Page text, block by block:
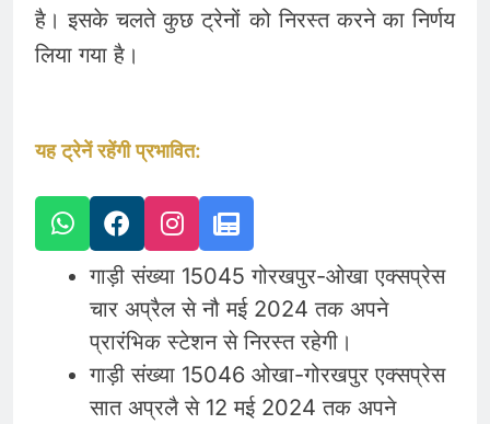
है। इसके चलते कुछ ट्रेनों को निरस्त करने का निर्णय
लिया गया है।
यह ट्रेनें रहेंगी प्रभावित:
गाड़ी संख्या 15045 गोरखपुर-ओखा एक्सप्रेस
चार अप्रैल से नौ मई 2024 तक अपने
प्रारंभिक स्टेशन से निरस्त रहेगी।
गाड़ी संख्या 15046 ओखा-गोरखपुर एक्सप्रेस
सात अप्रलै से 12 मई 2024 तक अपने